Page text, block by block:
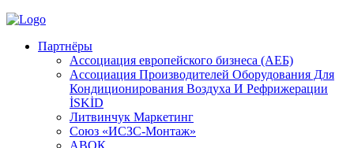
Партнёры
Ассоциация европейского бизнеса (АЕБ)
Aссоциация Производителей Оборудования Для
Кондиционирования Воздуха И Рефрижерации
İSKİD
Литвинчук Маркетинг
Союз «ИСЗС-Монтаж»
АВОК